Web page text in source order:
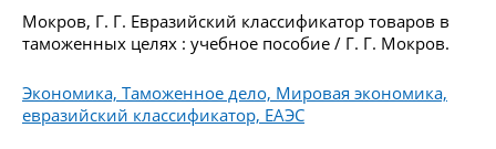
Мокров, Г. Г. Евразийский классификатор товаров в
таможенных целях : учебное пособие / Г. Г. Мокров.
Экономика, Таможенное дело, Мировая экономика,
евразийский классификатор, ЕАЭС